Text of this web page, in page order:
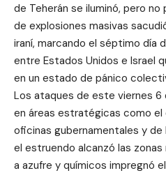
de Teherán se iluminó, pero no
de explosiones masivas
iraní, marcando el séptimo día
entre Estados Unidos e Israel
en un estado de pánico
Los ataques de este viernes
en áreas estratégicas como
oficinas gubernamentales y de
el estruendo alcanzó las
a azufre y químicos impregnó